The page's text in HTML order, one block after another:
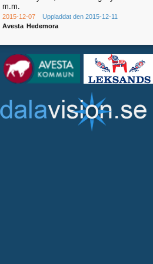
m.m.
2015-12-07
Uppladdat den 2015-12-11
Avesta Hedemora